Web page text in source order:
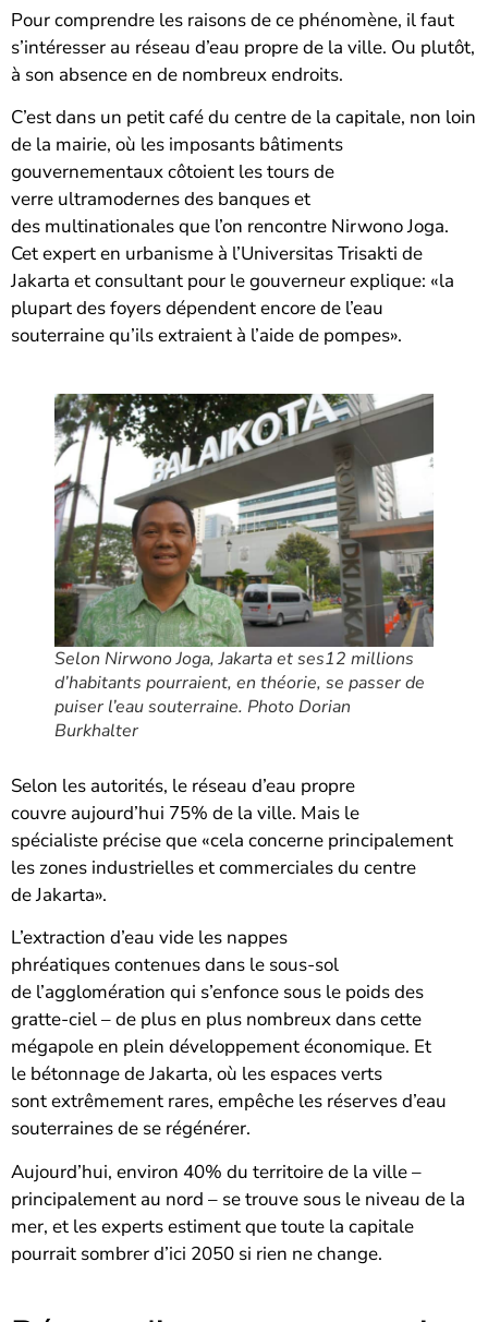
Pour comprendre les raisons de ce phénomène, il faut
s’intéresser au réseau d’eau propre de la ville. Ou plutôt,
à son absence en de nombreux endroits.
C’est dans un petit café du centre de la capitale, non loin
de la mairie, où les imposants bâtiments
gouvernementaux côtoient les tours de
verre ultramodernes des banques et
des multinationales que l’on rencontre Nirwono Joga.
Cet expert en urbanisme à l’Universitas Trisakti de
Jakarta et consultant pour le gouverneur explique: «la
plupart des foyers dépendent encore de l’eau
souterraine qu’ils extraient à l’aide de pompes».
Selon Nirwono Joga, Jakarta et ses12 millions
d’habitants pourraient, en théorie, se passer de
puiser l’eau souterraine. Photo Dorian
Burkhalter
Selon les autorités, le réseau d’eau propre
couvre aujourd’hui 75% de la ville. Mais le
spécialiste précise que «cela concerne principalement
les zones industrielles et commerciales du centre
de Jakarta».
L’extraction d’eau vide les nappes
phréatiques contenues dans le sous-sol
de l’agglomération qui s’enfonce sous le poids des
gratte-ciel – de plus en plus nombreux dans cette
mégapole en plein développement économique. Et
le bétonnage de Jakarta, où les espaces verts
sont extrêmement rares, empêche les réserves d’eau
souterraines de se régénérer.
Aujourd’hui, environ 40% du territoire de la ville –
principalement au nord – se trouve sous le niveau de la
mer, et les experts estiment que toute la capitale
pourrait sombrer d’ici 2050 si rien ne change.